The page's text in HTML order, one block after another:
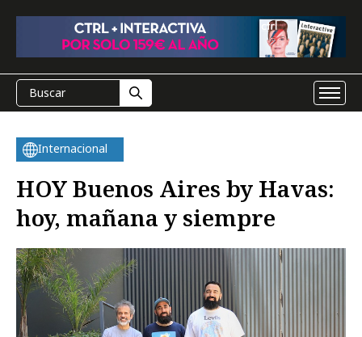
Internacional
HOY Buenos Aires by Havas:
hoy, mañana y siempre